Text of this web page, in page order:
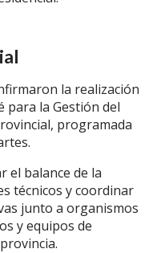
la realización
para la Gestión del
programada
el balance de la
técnicos y coordinar
junto a organismos
y equipos de